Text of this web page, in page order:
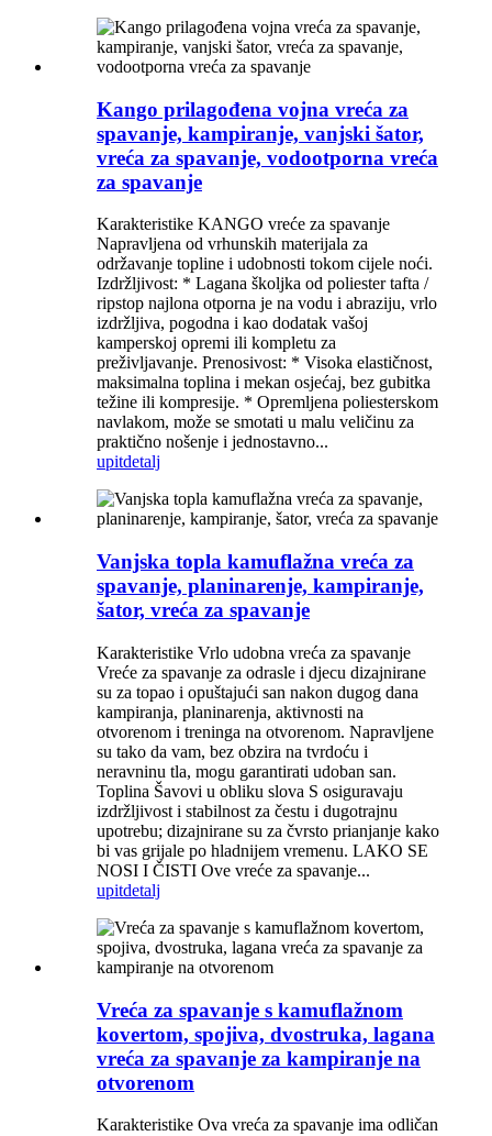
Kango prilagođena vojna vreća za
spavanje, kampiranje, vanjski šator,
vreća za spavanje, vodootporna vreća
za spavanje
Karakteristike KANGO vreće za spavanje
Napravljena od vrhunskih materijala za
održavanje topline i udobnosti tokom cijele noći.
Izdržljivost: * Lagana školjka od poliester tafta /
ripstop najlona otporna je na vodu i abraziju, vrlo
izdržljiva, pogodna i kao dodatak vašoj
kamperskoj opremi ili kompletu za
preživljavanje. Prenosivost: * Visoka elastičnost,
maksimalna toplina i mekan osjećaj, bez gubitka
težine ili kompresije. * Opremljena poliesterskom
navlakom, može se smotati u malu veličinu za
praktično nošenje i jednostavno...
upitdetalj
Vanjska topla kamuflažna vreća za
spavanje, planinarenje, kampiranje,
šator, vreća za spavanje
Karakteristike Vrlo udobna vreća za spavanje
Vreće za spavanje za odrasle i djecu dizajnirane
su za topao i opuštajući san nakon dugog dana
kampiranja, planinarenja, aktivnosti na
otvorenom i treninga na otvorenom. Napravljene
su tako da vam, bez obzira na tvrdoću i
neravninu tla, mogu garantirati udoban san.
Toplina Šavovi u obliku slova S osiguravaju
izdržljivost i stabilnost za čestu i dugotrajnu
upotrebu; dizajnirane su za čvrsto prianjanje kako
bi vas grijale po hladnijem vremenu. LAKO SE
NOSI I ČISTI Ove vreće za spavanje...
upitdetalj
Vreća za spavanje s kamuflažnom
kovertom, spojiva, dvostruka, lagana
vreća za spavanje za kampiranje na
otvorenom
Karakteristike Ova vreća za spavanje ima odličan